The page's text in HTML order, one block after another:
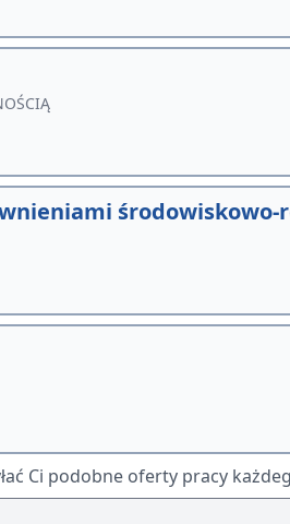
środowiskowo-
Ci podobne oferty pracy